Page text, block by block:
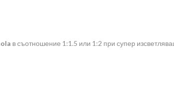
в съотношение 1:1.5 или 1:2 при супер